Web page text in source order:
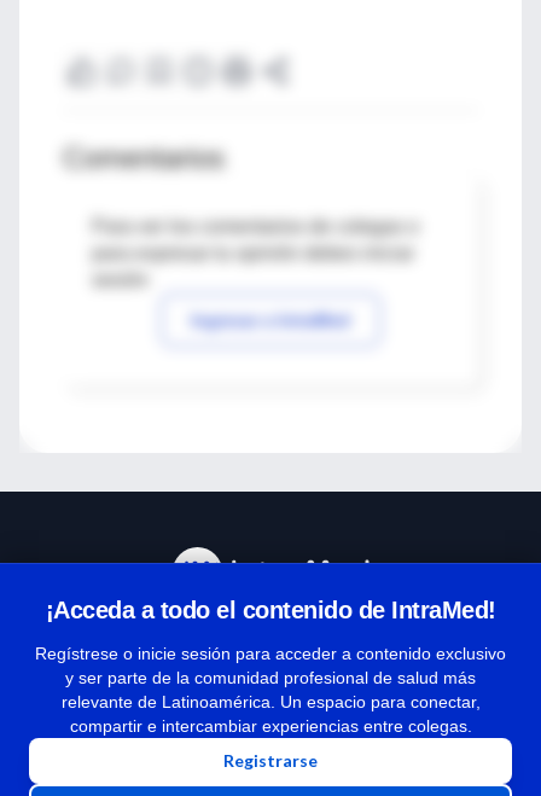
Comentarios
Para ver los comentarios de colegas o
Ingresar a IntraMed
¡Acceda a todo el contenido de IntraMed!
Regístrese o inicie sesión para acceder a contenido exclusivo
y ser parte de la comunidad profesional de salud más
relevante de Latinoamérica. Un espacio para conectar,
compartir e intercambiar experiencias entre colegas.
Registrarse
Términos y condiciones
| Políticas de privacidad
| Todos los derechos reservados | Copyright 1997-2026